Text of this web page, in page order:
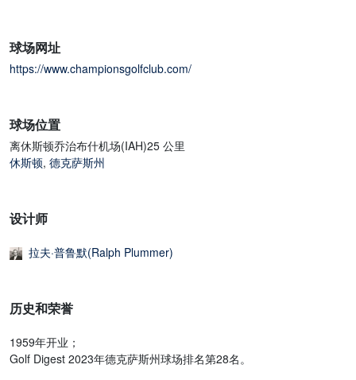
球场网址
https://www.championsgolfclub.com/
球场位置
离休斯顿乔治布什机场(IAH)25 公里
休斯顿, 德克萨斯州
设计师
拉夫·普鲁默(Ralph Plummer)
历史和荣誉
1959年开业；
Golf Digest 2023年德克萨斯州球场排名第28名。